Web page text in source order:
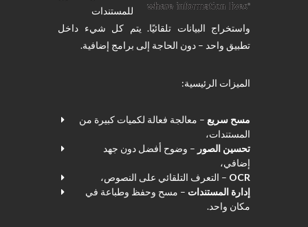
للمستندات
واستخراج البيانات تلقائيًا. يتم كل شيء داخل
تطبيق واحد – دون الحاجة إلى برامج إضافية.
الميزات الرئيسية:
مسح سريع – معالجة فعالة لكميات كبيرة من
المستندات،
تحسين الصور – وضوح أفضل دون جهد
إضافي،
OCR – التعرف التلقائي على النصوص،
إدارة المستندات – مسح وحفظ وطباعة في
مكان واحد.